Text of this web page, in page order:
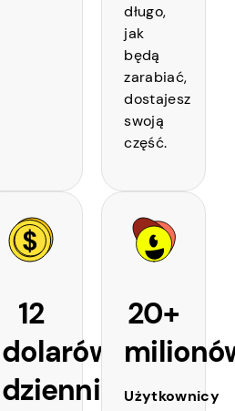
długo,
jak
będą
zarabiać,
dostajesz
swoją
część.
12
dolarów
dziennie
20+
Użytkownicy